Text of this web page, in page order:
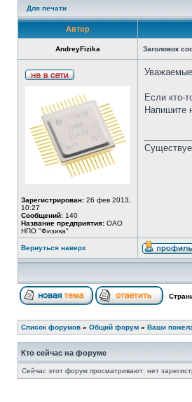
Для печати
Автор
AndreyFizika Заголовок
Зарегистрирован: 26 фев 2013,
10:27
Сообщений: 140
Название предприятия: ОАО
НПО "Физика"
Если кто-
Напишите
Вернуться наверх
Список форумов » Общий форум » Ваши
Кто сейчас на форуме
Сейчас этот форум просматривают: нет